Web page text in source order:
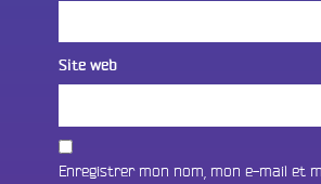
Site web
Enregistrer mon nom, mon e-mail et